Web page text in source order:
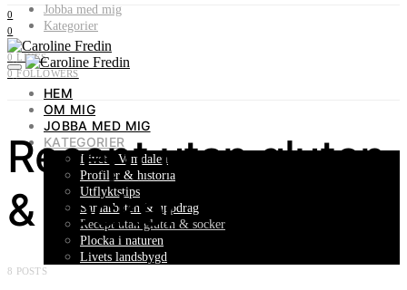
Jobba med mig
Kategorier
0 LIKES
0 FOLLOWERS
0
0
HEM
OM MIG
JOBBA MED MIG
KATEGORIER
Livet i Vemdalen
Profiler & historia
Utflyktstips
Samarbeten & uppdrag
Recept utan gluten & socker
Plocka i naturen
Livets landsbygd
Recept utan gluten
& socker
8 POSTS